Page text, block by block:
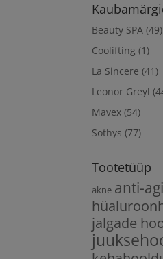
Beauty SPA (49)
Coolifting (1)
La Sincere (41)
Leonor Greyl
Mavex (54)
Sothys (77)
Tootetüüp
akne anti-
jalgade